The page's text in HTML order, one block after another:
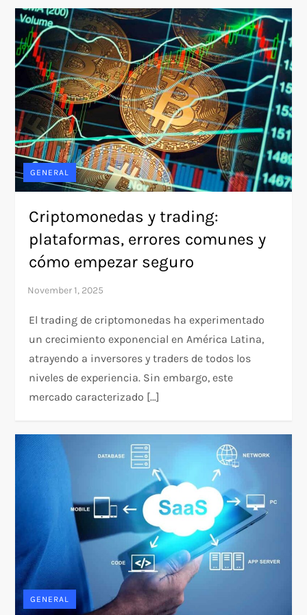
GENERAL
Criptomonedas y trading:
plataformas, errores comunes y
cómo empezar seguro
El trading de criptomonedas ha experimentado
un crecimiento exponencial en América Latina,
atrayendo a inversores y traders de todos los
niveles de experiencia. Sin embargo, este
mercado caracterizado […]
GENERAL